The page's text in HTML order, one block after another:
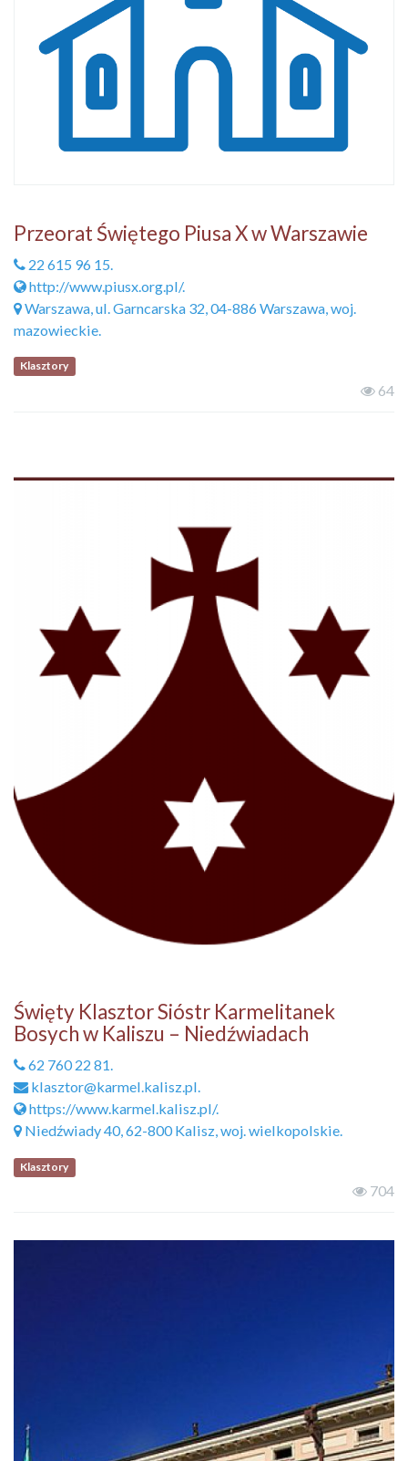
Przeorat Świętego Piusa X w Warszawie
22 615 96 15.
http://www.piusx.org.pl/.
Warszawa, ul. Garncarska 32, 04-886 Warszawa, woj.
mazowieckie.
Klasztory
64
Święty Klasztor Sióstr Karmelitanek
Bosych w Kaliszu – Niedźwiadach
62 760 22 81.
klasztor@karmel.kalisz.pl.
https://www.karmel.kalisz.pl/.
Niedźwiady 40, 62-800 Kalisz, woj. wielkopolskie.
Klasztory
704